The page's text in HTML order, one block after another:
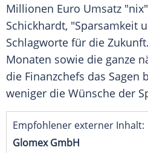
Millionen Euro Umsatz
Schickhardt, "Sparsamkeit
Schlagworte für die
Monaten sowie die ganze
die Finanzchefs das Sagen
weniger die Wünsche der
Empfohlener externer Inhalt:
Glomex GmbH